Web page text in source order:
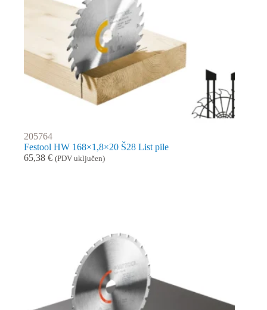
205764
Festool HW 168×1,8×20 Š28 List pile
65,38 € (PDV uključen)